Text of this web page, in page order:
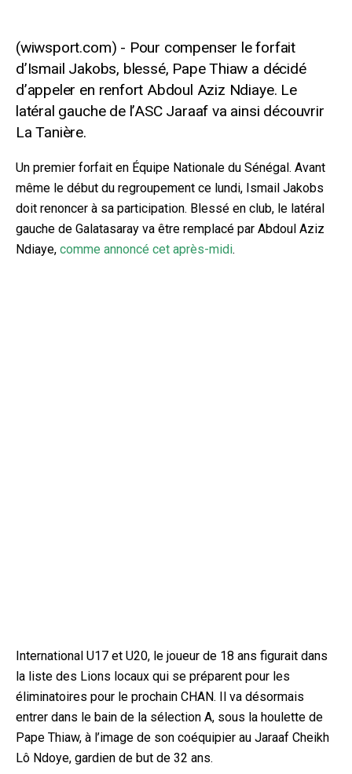
Pour compenser le forfait
d’Ismail Jakobs, blessé, Pape Thiaw a décidé
d’appeler en renfort Abdoul Aziz Ndiaye. Le
latéral gauche de l’ASC Jaraaf va ainsi découvrir
La Tanière.
Un premier forfait en Équipe Nationale du Sénégal. Avant
même le début du regroupement ce lundi, Ismail Jakobs
doit renoncer à sa participation. Blessé en club, le latéral
gauche de Galatasaray va être remplacé par Abdoul Aziz
Ndiaye, comme annoncé cet après-midi.
International U17 et U20, le joueur de 18 ans figurait dans
la liste des Lions locaux qui se préparent pour les
éliminatoires pour le prochain CHAN. Il va désormais
entrer dans le bain de la sélection A, sous la houlette de
Pape Thiaw, à l’image de son coéquipier au Jaraaf Cheikh
Lô Ndoye, gardien de but de 32 ans.